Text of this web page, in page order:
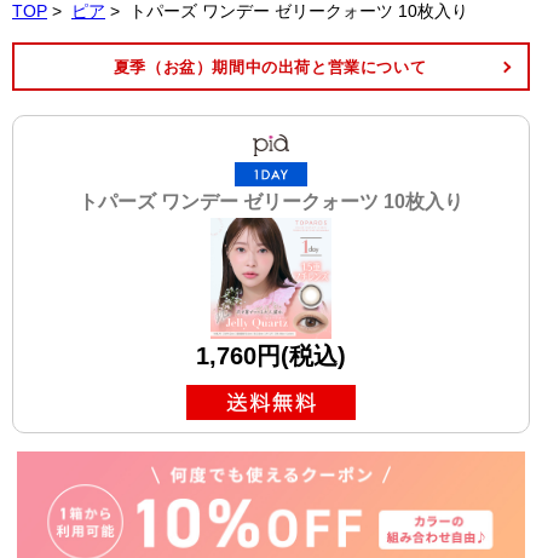
TOP > ピア > トパーズ ワンデー ゼリークォーツ 10枚入り
夏季（お盆）期間中の出荷と営業について
トパーズ ワンデー ゼリークォーツ 10枚入り
1,760円(税込)